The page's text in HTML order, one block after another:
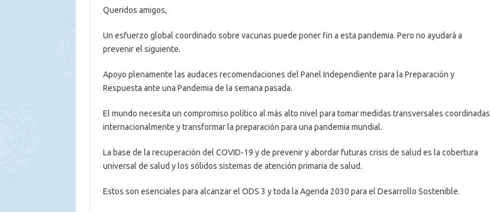
Queridos amigos,
Un esfuerzo global coordinado sobre vacunas puede poner fin a esta pandemia. Pero no ayudará a
prevenir el siguiente.
Apoyo plenamente las audaces recomendaciones del Panel Independiente para la Preparación y
Respuesta ante una Pandemia de la semana pasada.
El mundo necesita un compromiso político al más alto nivel para tomar medidas transversales coordinadas
internacionalmente y transformar la preparación para una pandemia mundial.
La base de la recuperación del COVID-19 y de prevenir y abordar futuras crisis de salud es la cobertura
universal de salud y los sólidos sistemas de atención primaria de salud.
Estos son esenciales para alcanzar el ODS 3 y toda la Agenda 2030 para el Desarrollo Sostenible.